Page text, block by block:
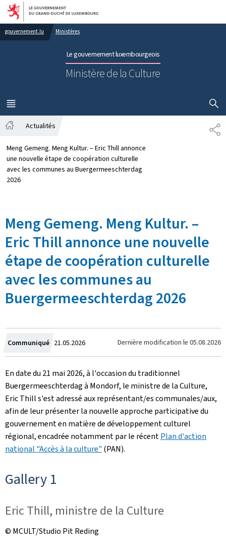
Aller au menu principal
Aller au contenu
gouvernement.lu Ministères
Le gouvernement luxembourgeois
Ministère de la Culture
MENU
PRINCIPAL
Actualités
Meng Gemeng. Meng Kultur. – Eric Thill annonce
une nouvelle étape de coopération culturelle
avec les communes au Buergermeeschterdag
2026
Meng Gemeng. Meng Kultur. –
Eric Thill annonce une nouvelle
étape de coopération culturelle
avec les communes au
Buergermeeschterdag 2026
Communiqué Crée
le
21.05.2026 Dernière modification le 05.08.2026
En date du 21 mai 2026, à l'occasion du traditionnel
Buergermeeschterdag à Mondorf, le ministre de la Culture,
Eric Thill s'est adressé aux représentant/es communales/aux,
afin de leur présenter la nouvelle approche participative du
gouvernement en matière de développement culturel
régional, encadrée notamment par le récentPlan d'action
national "Accès à la culture" (PAN).
Gallery 1
Eric Thill, ministre de la Culture
© MCULT/Studio Pit Reding